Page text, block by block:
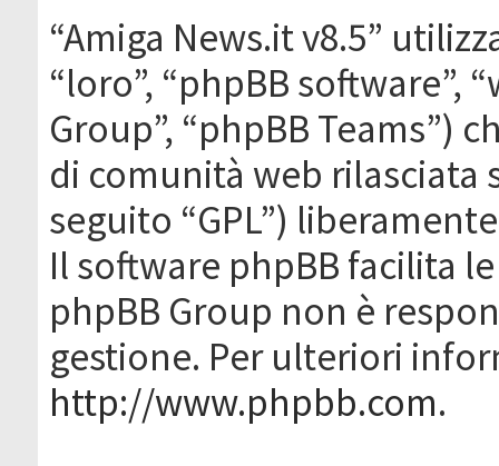
“Amiga News.it v8.5”
“loro”, “phpBB software”,
Group”, “phpBB Teams”)
di comunità web rilasciata
seguito “GPL”)
Il software phpBB facilita
phpBB Group non è
gestione. Per ulteriori
http://www.phpbb.com.